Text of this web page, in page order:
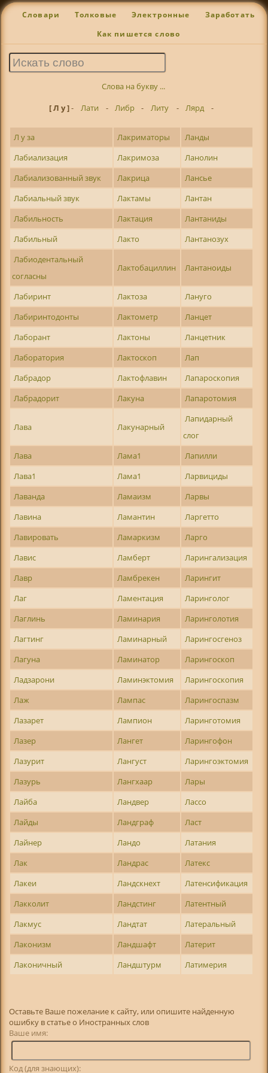
Словари Толковые Электронные Заработать
Как пишется слово
Слова на букву ...
[ Л у ]- Лати - Либр - Литу - Лярд -
Л у за Лакриматоры
Ланды
Лабиализация
Лакримоза
Ланолин
Лабиализованный звук
Лакрица
Лансье
Лабиальный звук
Лактамы
Лантан
Лабильность
Лактация
Лантаниды
Лабильный
Лакто
Лантанозух
Лабиодентальный
согласны
Лактобациллин Лантаноиды
Лабиринт Лактоза
Лануго
Лабиринтодонты
Лактометр
Ланцет
Лаборант
Лактоны
Ланцетник
Лаборатория
Лактоскоп
Лап
Лабрадор
Лактофлавин
Лапароскопия
Лабрадорит
Лакуна Лапаротомия
Лава Лакунарный
Лапидарный
слог
Лава
Лама1
Лапилли
Лава1
Лама1
Ларвициды
Лаванда
Ламаизм
Ларвы
Лавина
Ламантин
Ларгетто
Лавировать
Ламаркизм
Ларго
Лавис
Ламберт
Ларингализация
Лавр
Ламбрекен
Ларингит
Лаг
Ламентация
Ларинголог
Лаглинь
Ламинария
Ларинголотия
Лагтинг
Ламинарный
Ларингосгеноз
Лагуна
Ламинатор
Ларингоскоп
Ладзарони
Ламинэктомия
Ларингоскопия
Лаж
Лампас
Ларингоспазм
Лазарет
Лампион
Ларинготомия
Лазер
Лангет
Ларингофон
Лазурит
Лангуст
Ларингоэктомия
Лазурь
Лангхаар
Лары
Лайба
Ландвер
Лассо
Лайды
Ландграф
Ласт
Лайнер
Ландо
Латания
Лак
Ландрас
Латекс
Лакеи
Ландскнехт
Латенсификация
Лакколит
Ландстинг
Латентный
Лакмус
Ландтат
Латеральный
Лаконизм
Ландшафт
Латерит
Лаконичный
Ландштурм Латимерия
Оставьте Ваше пожелание к сайту, или опишите найденную
ошибку в статье о Иностранных слов
Ваше имя:
Код (для знающих):